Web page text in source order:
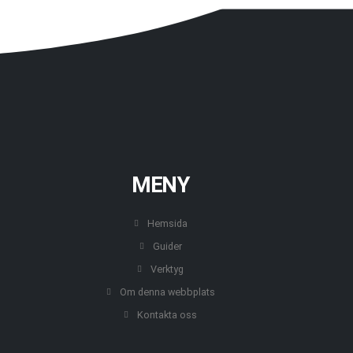
MENY
Hemsida
Guider
Verktyg
Om denna webbplats
Kontakta oss